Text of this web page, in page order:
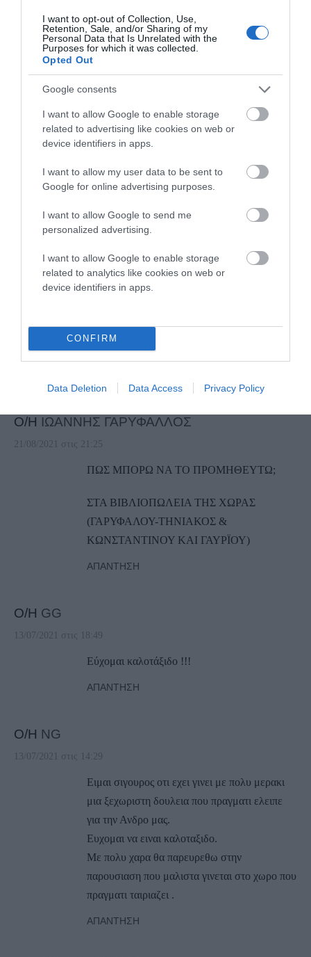
I want to opt-out of Collection, Use,
Retention, Sale, and/or Sharing of my
Personal Data that Is Unrelated with the
Purposes for which it was collected.
Opted Out
Google consents
I want to allow Google to enable storage
related to advertising like cookies on web or
device identifiers in apps.
I want to allow my user data to be sent to
Google for online advertising purposes.
I want to allow Google to send me
personalized advertising.
I want to allow Google to enable storage
related to analytics like cookies on web or
device identifiers in apps.
CONFIRM
Data Deletion Data Access Privacy Policy
Άνδρος – Ιούλιος 2021
Ο/Η ΙΩΑΝΝΗΣ ΓΑΡΥΦΑΛΛΟΣ
21/08/2021 στις 21:25
ΠΩΣ ΜΠΟΡΩ ΝΑ ΤΟ ΠΡΟΜΗΘΕΥΤΩ;
ΣΤΑ ΒΙΒΛΙΟΠΩΛΕΙΑ ΤΗΣ ΧΩΡΑΣ
(ΓΑΡΥΦΑΛΟΥ-ΤΗΝΙΑΚΟΣ &
ΚΩΝΣΤΑΝΤΙΝΟΥ ΚΑΙ ΓΑΥΡΪΟΥ)
ΑΠΆΝΤΗΣΗ
Ο/Η GG
13/07/2021 στις 18:49
Εύχομαι καλοτάξιδο !!!
ΑΠΆΝΤΗΣΗ
Ο/Η NG
13/07/2021 στις 14:29
Ειμαι σιγουρος οτι εχει γινει με πολυ μερακι
μια ξεχωριστη δουλεια που πραγματι ελειπε
για την Ανδρο μας.
Ευχομαι να ειναι καλοταξιδο.
Με πολυ χαρα θα παρευρεθω στην
παρουσιαση που μαλιστα γινεται στο χωρο που
πραγματι ταιριαζει .
ΑΠΆΝΤΗΣΗ